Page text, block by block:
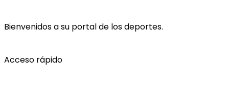
Bienvenidos a su portal de los deportes.
Acceso rápido